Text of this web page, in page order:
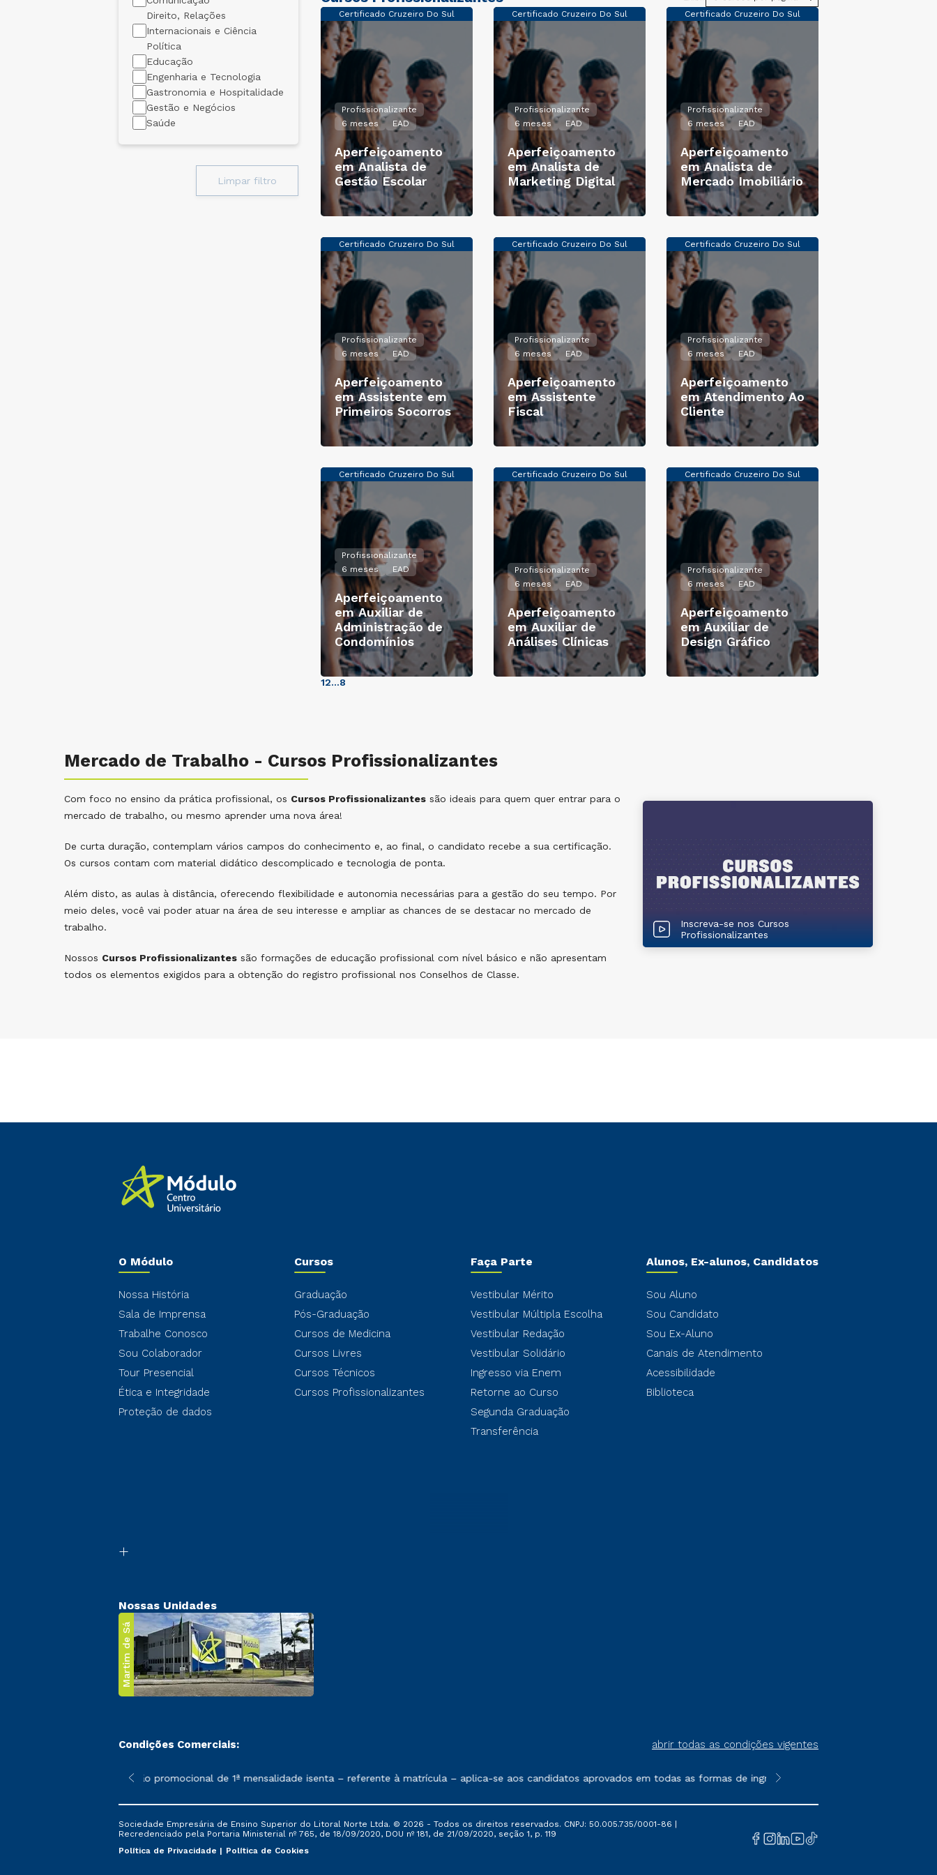
Direito, Relações
Internacionais e Ciência
Política
Educação
Engenharia e Tecnologia
Gastronomia e Hospitalidade
Gestão e Negócios
Saúde
Limpar filtro
Certificado Cruzeiro Do Sul
Profissionalizante
6 meses
EAD
Aperfeiçoamento
em Analista de
Gestão Escolar
Certificado Cruzeiro Do Sul
Profissionalizante
6 meses
EAD
Aperfeiçoamento
em Analista de
Marketing Digital
Certificado Cruzeiro Do Sul
Profissionalizante
6 meses
EAD
Aperfeiçoamento
em Analista de
Mercado Imobiliário
Certificado Cruzeiro Do Sul
Profissionalizante
6 meses
EAD
Aperfeiçoamento
em Assistente em
Primeiros Socorros
Certificado Cruzeiro Do Sul
Profissionalizante
6 meses
EAD
Aperfeiçoamento
em Assistente
Fiscal
Certificado Cruzeiro Do Sul
Profissionalizante
6 meses
EAD
Aperfeiçoamento
em Atendimento Ao
Cliente
Certificado Cruzeiro Do Sul
Profissionalizante
6 meses
EAD
Aperfeiçoamento
em Auxiliar de
Administração de
Condomínios
Certificado Cruzeiro Do Sul
Profissionalizante
6 meses
EAD
Aperfeiçoamento
em Auxiliar de
Análises Clínicas
Certificado Cruzeiro Do Sul
Profissionalizante
6 meses
EAD
Aperfeiçoamento
em Auxiliar de
Design Gráfico
12...8
Mercado de Trabalho - Cursos Profissionalizantes
Com foco no ensino da prática profissional, os Cursos Profissionalizantes são ideais para quem quer entrar para o
mercado de trabalho, ou mesmo aprender uma nova área!
De curta duração, contemplam vários campos do conhecimento e, ao final, o candidato recebe a sua certificação.
Os cursos contam com material didático descomplicado e tecnologia de ponta.
Além disto, as aulas à distância, oferecendo flexibilidade e autonomia necessárias para a gestão do seu tempo. Por
meio deles, você vai poder atuar na área de seu interesse e ampliar as chances de se destacar no mercado de
trabalho.
Nossos Cursos Profissionalizantes são formações de educação profissional com nível básico e não apresentam
todos os elementos exigidos para a obtenção do registro profissional nos Conselhos de Classe.
Inscreva-se nos Cursos
Profissionalizantes
O Módulo
Nossa História
Sala de Imprensa
Trabalhe Conosco
Sou Colaborador
Tour Presencial
Ética e Integridade
Proteção de dados
Cursos
Graduação
Pós-Graduação
Cursos de Medicina
Cursos Livres
Cursos Técnicos
Cursos Profissionalizantes
Faça Parte
Vestibular Mérito
Vestibular Múltipla Escolha
Vestibular Redação
Vestibular Solidário
Ingresso via Enem
Retorne ao Curso
Segunda Graduação
Transferência
Alunos, Ex-alunos, Candidatos
Sou Aluno
Sou Candidato
Sou Ex-Aluno
Canais de Atendimento
Acessibilidade
Biblioteca
Nossas Unidades
Martim de Sá
Condições Comerciais: abrir todas as condições vigentes
sofrer alterações nos períodos de rematrícula conforme exposto no contrato de prestação de serviços.
*A condição promocional de 1ª mensalidade isenta – referente à matrícula – aplica-se aos candidatos aprovados em todas as formas de ingresso, exceto na prova on-line ou
**Semipresencial é um formato do
Sociedade Empresária de Ensino Superior do Litoral Norte Ltda. © 2026 - Todos os direitos reservados. CNPJ: 50.005.735/0001-86 |
Recredenciado pela Portaria Ministerial nº 765, de 18/09/2020, DOU nº 181, de 21/09/2020, seção 1, p. 119
Política de Privacidade
Política de Cookies